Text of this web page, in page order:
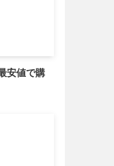
安値で購